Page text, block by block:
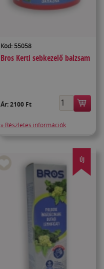
Kód: 55058
Bros Kerti sebkezelő balzsam
Ár:2100 Ft
» Részletes információk
ÚJ